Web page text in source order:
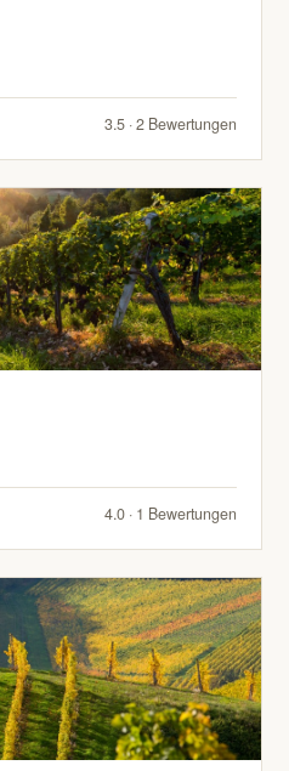
3.5 · 2 Bewertungen
4.0 · 1 Bewertungen